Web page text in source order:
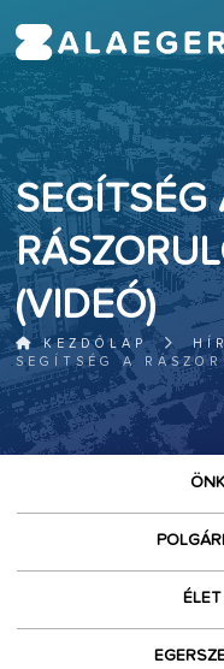
SEGÍTSÉG
(VIDEÓ)
KEZDŐLAP
SEGÍTSÉG A